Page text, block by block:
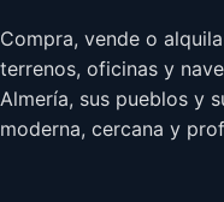
Compra, vende o
terrenos, oficinas y
Almería, sus pueblos y
moderna, cercana y